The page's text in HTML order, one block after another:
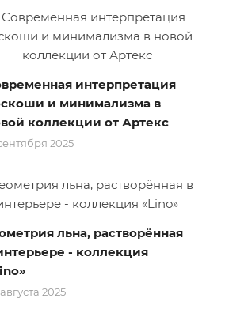
интерпретация
и минимализма в
коллекции от Артекс
2025
льна, растворённая
- коллекция
2025